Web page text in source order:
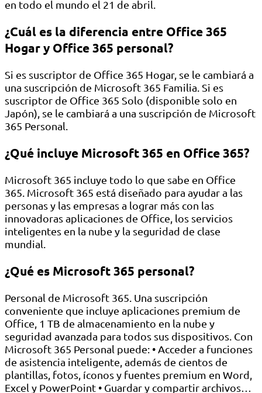
en todo el mundo el 21 de abril.
¿Cuál es la diferencia entre Office 365
Hogar y Office 365 personal?
Si es suscriptor de Office 365 Hogar, se le cambiará a
una suscripción de Microsoft 365 Familia. Si es
suscriptor de Office 365 Solo (disponible solo en
Japón), se le cambiará a una suscripción de Microsoft
365 Personal.
¿Qué incluye Microsoft 365 en Office 365?
Microsoft 365 incluye todo lo que sabe en Office
365. Microsoft 365 está diseñado para ayudar a las
personas y las empresas a lograr más con las
innovadoras aplicaciones de Office, los servicios
inteligentes en la nube y la seguridad de clase
mundial.
¿Qué es Microsoft 365 personal?
Personal de Microsoft 365. Una suscripción
conveniente que incluye aplicaciones premium de
Office, 1 TB de almacenamiento en la nube y
seguridad avanzada para todos sus dispositivos. Con
Microsoft 365 Personal puede: • Acceder a funciones
de asistencia inteligente, además de cientos de
plantillas, fotos, íconos y fuentes premium en Word,
Excel y PowerPoint • Guardar y compartir archivos…